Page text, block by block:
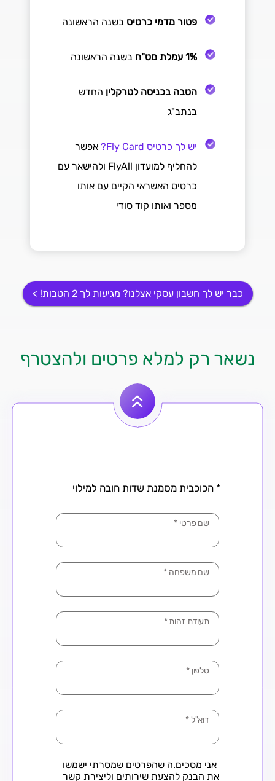
פטור מדמי כרטיס בשנה הראשונה
1% עמלת מט"ח בשנה הראשונה
הטבה בכניסה לטרקלין החדש
בנתב"ג
יש לך כרטיס Fly Card?
אפשר
להחליף למועדון FlyAll ולהישאר עם
כרטיס האשראי הקיים עם אותו
מספר ואותו קוד סודי
כבר יש לך חשבון עסקי אצלנו? מגיעות לך 2 הטבות! >
נשאר רק למלא פרטים ולהצטרף
* הכוכבית מסמנת שדות חובה למילוי
שם פרטי *
שם משפחה *
תעודת זהות*
טלפון*
דוא"ל*
אני מסכים.ה שהפרטים שמסרתי ישמשו
את הבנק להצעת שירותים וליצירת קשר